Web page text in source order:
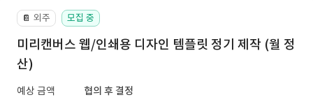
📔 외주 모집 중
미리캔버스 웹/인쇄용 디자인 템플릿 정기 제작 (월 정
산)
예상 금액
협의 후 결정